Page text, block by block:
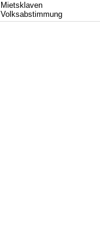
Mietsklaven
Volksabstimmung